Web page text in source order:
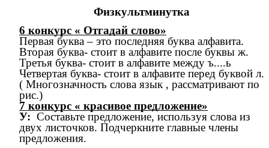
Физкультминутка
6 конкурс « Отгадай слово»
Первая буква – это последняя буква алфавита.
Вторая буква- стоит в алфавите после буквы ж.
Третья буква- стоит в алфавите между ъ....ь
Четвертая буква- стоит в алфавите перед буквой л.
( Многозначность слова язык , рассматривают по
рис.)
7 конкурс « красивое предложение»
У: Составьте предложение, используя слова из
двух листочков. Подчеркните главные члены
предложения.